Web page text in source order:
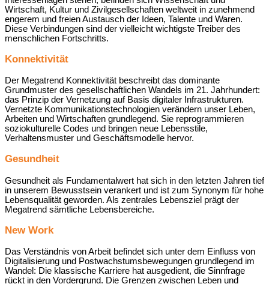
Wirtschaft, Kultur und Zivilgesellschaften weltweit in zunehmend
engerem und freien Austausch der Ideen, Talente und Waren.
Diese Verbindungen sind der vielleicht wichtigste Treiber des
menschlichen Fortschritts.
Konnektivität
Der Megatrend Konnektivität beschreibt das dominante
Grundmuster des gesellschaftlichen Wandels im 21. Jahrhundert:
das Prinzip der Vernetzung auf Basis digitaler Infrastrukturen.
Vernetzte Kommunikationstechnologien verändern unser Leben,
Arbeiten und Wirtschaften grundlegend. Sie reprogrammieren
soziokulturelle Codes und bringen neue Lebensstile,
Verhaltensmuster und Geschäftsmodelle hervor.
Gesundheit
Gesundheit als Fundamentalwert hat sich in den letzten Jahren tief
in unserem Bewusstsein verankert und ist zum Synonym für hohe
Lebensqualität geworden. Als zentrales Lebensziel prägt der
Megatrend sämtliche Lebensbereiche.
New Work
Das Verständnis von Arbeit befindet sich unter dem Einfluss von
Digitalisierung und Postwachstumsbewegungen grundlegend im
Wandel: Die klassische Karriere hat ausgedient, die Sinnfrage
rückt in den Vordergrund. Die Grenzen zwischen Leben und